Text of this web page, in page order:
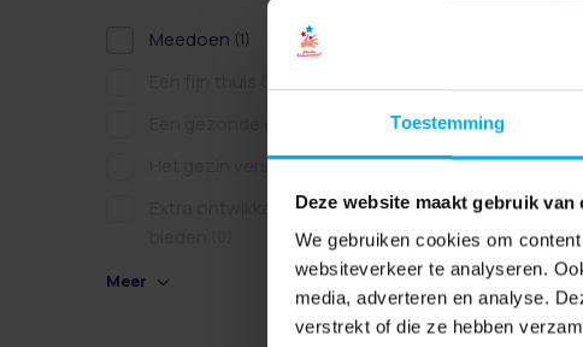
Toestemming
Deze website maakt gebruik van
We gebruiken cookies om
websiteverkeer te analyseren.
media, adverteren en analyse.
verstrekt of die ze hebben
Meedoen (1)
Het gezin versterken(0)
Extra ontwikkelkansen
Meer